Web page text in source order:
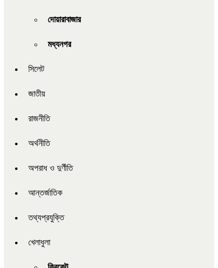
দোয়ারাবাজার
মধ্যনগর
সিলেট
জাতীয়
রাজনীতি
অর্থনীতি
অপরাধ ও দুর্ণীতি
আন্তর্জাতিক
তথ্যপ্রযুক্তি
খেলাধুলা